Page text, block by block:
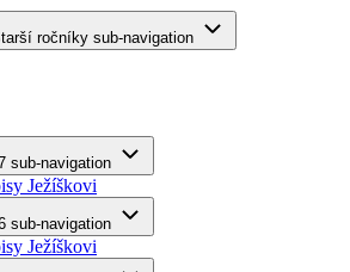
ročníky sub-navigation
sub-navigation
Ježíškovi
sub-navigation
Ježíškovi